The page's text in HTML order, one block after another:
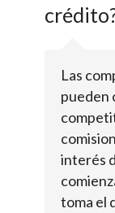
Las
pueden
interés
toma el